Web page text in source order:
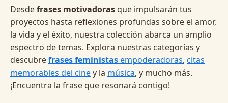
Desdefrases motivadoras que impulsarán tus
proyectos hasta reflexiones profundas sobre el amor,
la vida y el éxito, nuestra colección abarca un amplio
espectro de temas. Explora nuestras categorías y
descubrefrases feministasempoderadoras, citas
memorables del ciney la música, y mucho más.
¡Encuentra la frase que resonará contigo!